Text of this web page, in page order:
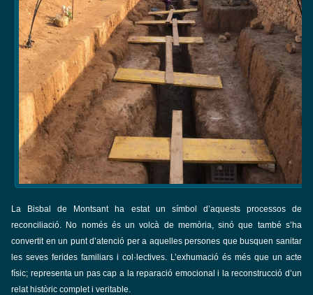
La Bisbal de Montsant ha estat un símbol d’aquests processos de
reconciliació. No només és un volcà de memòria, sinó que també s’ha
convertit en un punt d’atenció per a aquelles persones que busquen sanitar
les seves ferides familiars i col·lectives. L’exhumació és més que un acte
físic; representa un pas cap a la reparació emocional i la reconstrucció d’un
relat històric complet i veritable.